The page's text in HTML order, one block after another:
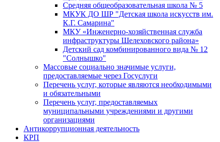
Средняя общеобразовательная школа № 5
МКУК ДО ШР "Детская школа искусств им.
К.Г. Самарина"
МКУ «Инженерно-хозяйственная служба
инфраструктуры Шелеховского района»
Детский сад комбинированного вида № 12
"Солнышко"
Массовые социально значимые услуги,
предоставляемые через Госуслуги
Перечень услуг, которые являются необходимыми
и обязательными
Перечень услуг, предоставляемых
муниципальными учреждениями и другими
организациями
Антикоррупционная деятельность
КРП